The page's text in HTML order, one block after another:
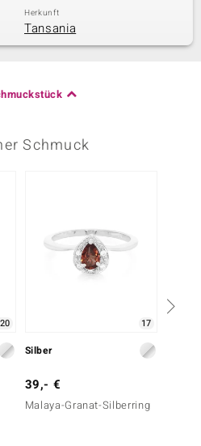
Herkunft
Tansania
Schmuck
17
Silber
39,- €
Malaya-Granat-Silberring